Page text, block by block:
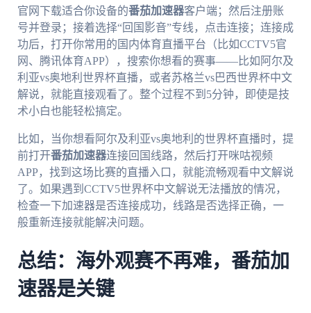
官网下载适合你设备的番茄加速器客户端；然后注册账
号并登录；接着选择“回国影音”专线，点击连接；连接成
功后，打开你常用的国内体育直播平台（比如CCTV5官
网、腾讯体育APP），搜索你想看的赛事——比如阿尔及
利亚vs奥地利世界杯直播，或者苏格兰vs巴西世界杯中文
解说，就能直接观看了。整个过程不到5分钟，即使是技
术小白也能轻松搞定。
比如，当你想看阿尔及利亚vs奥地利的世界杯直播时，提
前打开番茄加速器连接回国线路，然后打开咪咕视频
APP，找到这场比赛的直播入口，就能流畅观看中文解说
了。如果遇到CCTV5世界杯中文解说无法播放的情况，
检查一下加速器是否连接成功，线路是否选择正确，一
般重新连接就能解决问题。
总结：海外观赛不再难，番茄加
速器是关键